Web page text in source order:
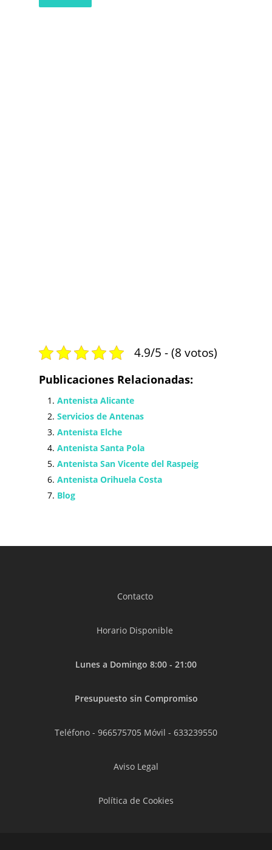
4.9/5 - (8 votos)
Publicaciones Relacionadas:
Antenista Alicante
Servicios de Antenas
Antenista Elche
Antenista Santa Pola
Antenista San Vicente del Raspeig
Antenista Orihuela Costa
Blog
Contacto
Horario Disponible
Lunes a Domingo 8:00 - 21:00
Presupuesto sin Compromiso
Teléfono - 966575705 Móvil - 633239550
Aviso Legal
Política de Cookies